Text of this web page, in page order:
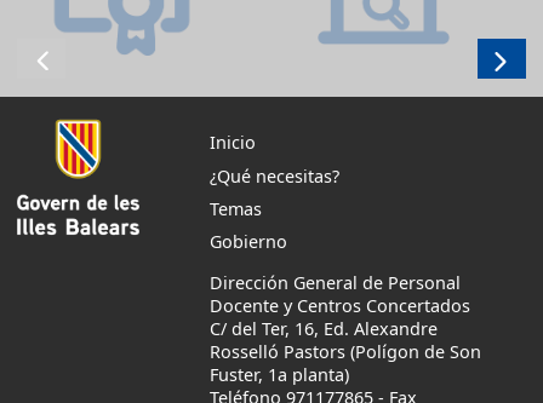
Inicio
¿Qué necesitas?
Temas
Gobierno
Dirección General de Personal
Docente y Centros Concertados
C/ del Ter, 16, Ed. Alexandre
Rosselló Pastors (Polígon de Son
Fuster, 1a planta)
Teléfono 971177865 - Fax